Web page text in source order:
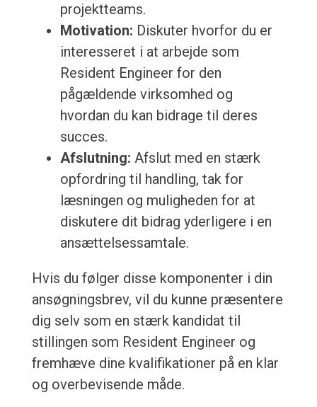
projektteams.
Motivation: Diskuter hvorfor du er
interesseret i at arbejde som
Resident Engineer for den
pågældende virksomhed og
hvordan du kan bidrage til deres
succes.
Afslutning: Afslut med en stærk
opfordring til handling, tak for
læsningen og muligheden for at
diskutere dit bidrag yderligere i en
ansættelsessamtale.
Hvis du følger disse komponenter i din
ansøgningsbrev, vil du kunne præsentere
dig selv som en stærk kandidat til
stillingen som Resident Engineer og
fremhæve dine kvalifikationer på en klar
og overbevisende måde.